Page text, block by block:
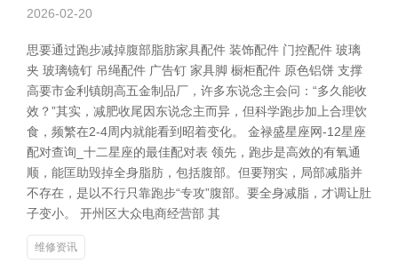
2026-02-20
思要通过跑步减掉腹部脂肪家具配件 装饰配件 门控配件 玻璃
夹 玻璃镜钉 吊绳配件 广告钉 家具脚 橱柜配件 原色铝饼 支撑
高要市金利镇朗高五金制品厂，许多东说念主会问：“多久能收
效？”其实，减肥收尾因东说念主而异，但科学跑步加上合理饮
食，频繁在2-4周内就能看到昭着变化。 金禄盛星座网-12星座
配对查询_十二星座的最佳配对表 领先，跑步是高效的有氧通
顺，能匡助毁掉全身脂肪，包括腹部。但要翔实，局部减脂并
不存在，是以不行只靠跑步“专攻”腹部。要全身减脂，才调让肚
子变小。 开州区大众电商经营部 其
维修资讯